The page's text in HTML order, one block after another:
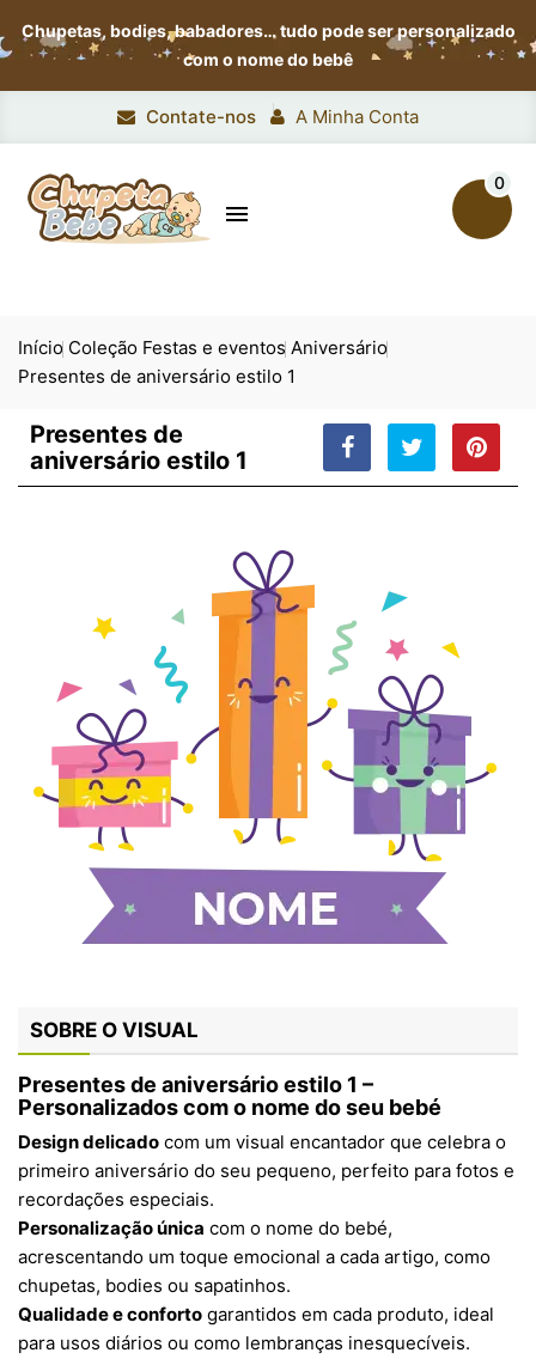
Chupetas, bodies, babadores…tudo pode ser personalizado
com o nome do bebê
Contate-nos A Minha Conta

0
Início Coleção Festas e eventos Aniversário
Presentes de aniversário estilo 1
Presentes de
aniversário estilo 1
SOBRE O VISUAL
Presentes de aniversário estilo 1 –
Personalizados com o nome do seu bebé
Design delicado com um visual encantador que celebra o
primeiro aniversário do seu pequeno, perfeito para fotos e
recordações especiais.
Personalização única com o nome do bebé,
acrescentando um toque emocional a cada artigo, como
chupetas, bodies ou sapatinhos.
Qualidade e conforto garantidos em cada produto, ideal
para usos diários ou como lembranças inesquecíveis.